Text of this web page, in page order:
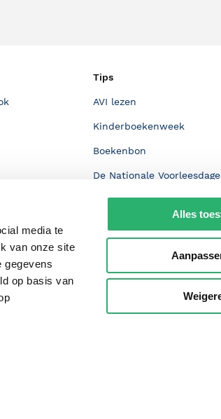
media te
van onze site
gegevens
op basis van
Alles
Tips
AVI lezen
Kinderboekenweek
Boekenbon
De Nationale
Boekenweek